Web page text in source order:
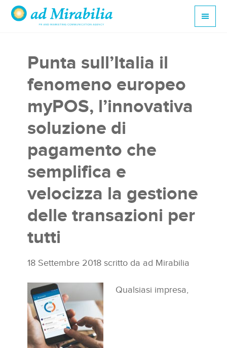
Punta sull’Italia il
fenomeno europeo
myPOS, l’innovativa
soluzione di
pagamento che
semplifica e
velocizza la gestione
delle transazioni per
tutti
18 Settembre 2018 scritto da ad Mirabilia
Qualsiasi impresa,